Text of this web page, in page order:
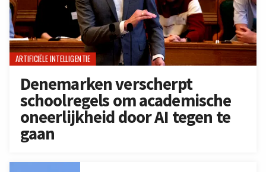
ARTIFICIËLE INTELLIGENTIE
Denemarken verscherpt
schoolregels om academische
oneerlijkheid door AI tegen te
gaan